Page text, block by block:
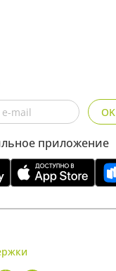
OK
приложение